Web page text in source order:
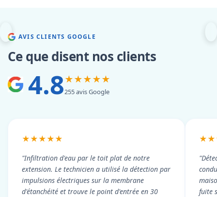
AVIS CLIENTS GOOGLE
Ce que disent nos clients
4.8★★★★★
255 avis Google
★★★★★
"Infiltration d'eau par le toit plat de notre
extension. Le technicien a utilisé la détection par
impulsions électriques sur la membrane
d'étanchéité et trouve le point d'entrée en 30
fuite